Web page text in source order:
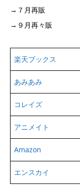
→７月再販
→９月再々販
楽天ブックス
あみあみ
コレイズ
アニメイト
Amazon
エンスカイ